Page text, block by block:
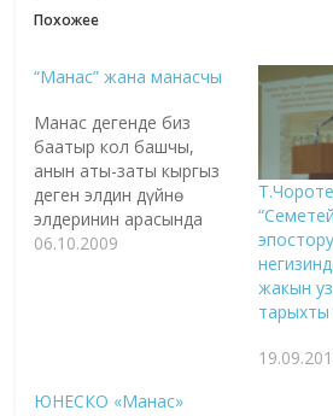
Похожее
“Манас” жана манасчы
Манас дегенде биз
баатыр кол башчы,
анын аты-заты кыргыз
деген элдин дүйнө
элдеринин арасында
артыкча сапат-
06.10.2009
жакын
тарыхты
ЮНЕСКО «Манас»